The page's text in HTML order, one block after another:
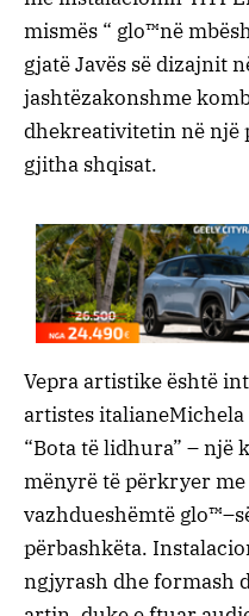
mismës “ glo™në
gjatëJavës sëdizajnit
jashtëzakonshme
dhekreativitetinnënjë
gjitha shqisat.
Vepraartistikeështë
artistesitalianeMichela
“Botatëlidhura” –një
mënyrëtëpërkryerme
vazhdueshëmtë glo™–
përbashkëta.
ngjyrash dheformash